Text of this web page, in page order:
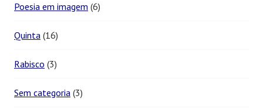
Poesia em imagem (6)
Quinta (16)
Rabisco (3)
Sem categoria (3)